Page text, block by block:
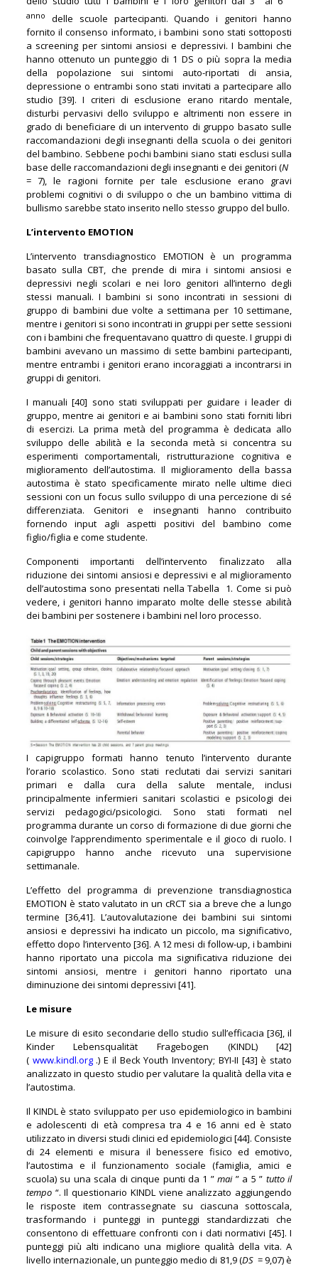
anno
delle scuole partecipanti. Quando i genitori hanno
fornito il consenso informato, i bambini sono stati sottoposti
a screening per sintomi ansiosi e depressivi. I bambini che
hanno ottenuto un punteggio di 1 DS o più sopra la media
della popolazione sui sintomi auto-riportati di ansia,
depressione o entrambi sono stati invitati a partecipare allo
studio [39]. I criteri di esclusione erano ritardo mentale,
disturbi pervasivi dello sviluppo e altrimenti non essere in
grado di beneficiare di un intervento di gruppo basato sulle
raccomandazioni degli insegnanti della scuola o dei genitori
del bambino. Sebbene pochi bambini siano stati esclusi sulla
base delle raccomandazioni degli insegnanti e dei genitori (N
= 7), le ragioni fornite per tale esclusione erano gravi
problemi cognitivi o di sviluppo o che un bambino vittima di
bullismo sarebbe stato inserito nello stesso gruppo del bullo.
L’intervento EMOTION
L’intervento transdiagnostico EMOTION è un programma
basato sulla CBT, che prende di mira i sintomi ansiosi e
depressivi negli scolari e nei loro genitori all’interno degli
stessi manuali. I bambini si sono incontrati in sessioni di
gruppo di bambini due volte a settimana per 10 settimane,
mentre i genitori si sono incontrati in gruppi per sette sessioni
con i bambini che frequentavano quattro di queste. I gruppi di
bambini avevano un massimo di sette bambini partecipanti,
mentre entrambi i genitori erano incoraggiati a incontrarsi in
gruppi di genitori.
I manuali [40] sono stati sviluppati per guidare i leader di
gruppo, mentre ai genitori e ai bambini sono stati forniti libri
di esercizi. La prima metà del programma è dedicata allo
sviluppo delle abilità e la seconda metà si concentra su
esperimenti comportamentali, ristrutturazione cognitiva e
miglioramento dell’autostima. Il miglioramento della bassa
autostima è stato specificamente mirato nelle ultime dieci
sessioni con un focus sullo sviluppo di una percezione di sé
differenziata. Genitori e insegnanti hanno contribuito
fornendo input agli aspetti positivi del bambino come
figlio/figlia e come studente.
Componenti importanti dell’intervento finalizzato alla
riduzione dei sintomi ansiosi e depressivi e al miglioramento
dell’autostima sono presentati nella Tabella 1. Come si può
vedere, i genitori hanno imparato molte delle stesse abilità
dei bambini per sostenere i bambini nel loro processo.
I capigruppo formati hanno tenuto l’intervento durante
l’orario scolastico. Sono stati reclutati dai servizi sanitari
primari e dalla cura della salute mentale, inclusi
principalmente infermieri sanitari scolastici e psicologi dei
servizi pedagogici/psicologici. Sono stati formati nel
programma durante un corso di formazione di due giorni che
coinvolge l’apprendimento sperimentale e il gioco di ruolo. I
capigruppo hanno anche ricevuto una supervisione
settimanale.
L’effetto del programma di prevenzione transdiagnostica
EMOTION è stato valutato in un cRCT sia a breve che a lungo
termine [36,41]. L’autovalutazione dei bambini sui sintomi
ansiosi e depressivi ha indicato un piccolo, ma significativo,
effetto dopo l’intervento [36]. A 12 mesi di follow-up, i bambini
hanno riportato una piccola ma significativa riduzione dei
sintomi ansiosi, mentre i genitori hanno riportato una
diminuzione dei sintomi depressivi [41].
Le misure
Le misure di esito secondarie dello studio sull’efficacia [36], il
Kinder Lebensqualität Fragebogen (KINDL) [42]
( www.kindl.org.) E il Beck Youth Inventory; BYI-II [43] è stato
analizzato in questo studio per valutare la qualità della vita e
l’autostima.
Il KINDL è stato sviluppato per uso epidemiologico in bambini
e adolescenti di età compresa tra 4 e 16 anni ed è stato
utilizzato in diversi studi clinici ed epidemiologici [44]. Consiste
di 24 elementi e misura il benessere fisico ed emotivo,
l’autostima e il funzionamento sociale (famiglia, amici e
scuola) su una scala di cinque punti da 1 ”mai” a 5 ” tutto il
tempo“. Il questionario KINDL viene analizzato aggiungendo
le risposte item contrassegnate su ciascuna sottoscala,
trasformando i punteggi in punteggi standardizzati che
consentono di effettuare confronti con i dati normativi [45]. I
punteggi più alti indicano una migliore qualità della vita. A
livello internazionale, un punteggio medio di 81,9 (DS = 9,07) è